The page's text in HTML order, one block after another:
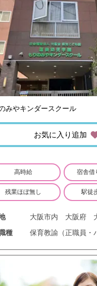
みやキンダースクール
お気に入り追加
高時給 宿舎借
残業ほぼ無し 駅徒
大阪市内 大阪府
種
保育教諭（正職員・